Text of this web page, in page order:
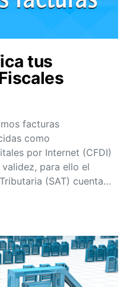
tus
facturas
como
por Internet (CFDI)
para ello el
(SAT) cuenta…